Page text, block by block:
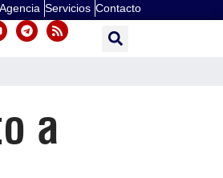
Servicios Contacto
a